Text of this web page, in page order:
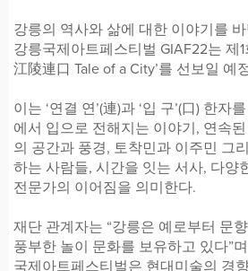
강릉의 역사와 삶에 대한 이야기를
강릉국제아트페스티벌 GIAF22는 제
江陵連口 Tale of a City’를 선보일 예
이는 ‘연결 연’(連)과 ‘입 구’(口) 한자
에서 입으로 전해지는 이야기, 연속
의 공간과 풍경, 토착민과 이주민 그
하는 사람들, 시간을 잇는 서사, 다양
전문가의 이어짐을 의미한다.
재단 관계자는 “강릉은 예로부터 문
풍부한 놀이 문화를 보유하고 있다”
국제아트페스티벌은 현대미술의 경